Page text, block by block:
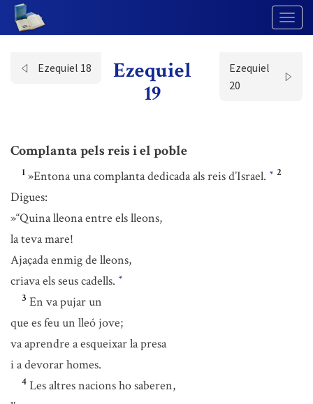
Ezequiel 18
Ezequiel
19
Ezequiel
20
Complanta pels reis i el poble
1 »Entona una complanta dedicada als reis d’Israel. * 2
Digues:
»“Quina lleona entre els lleons,
la teva mare!
Ajaçada enmig de lleons,
criava els seus cadells. *
3 En va pujar un
que es feu un lleó jove;
va aprendre a esqueixar la presa
i a devorar homes.
4 Les altres nacions ho saberen,